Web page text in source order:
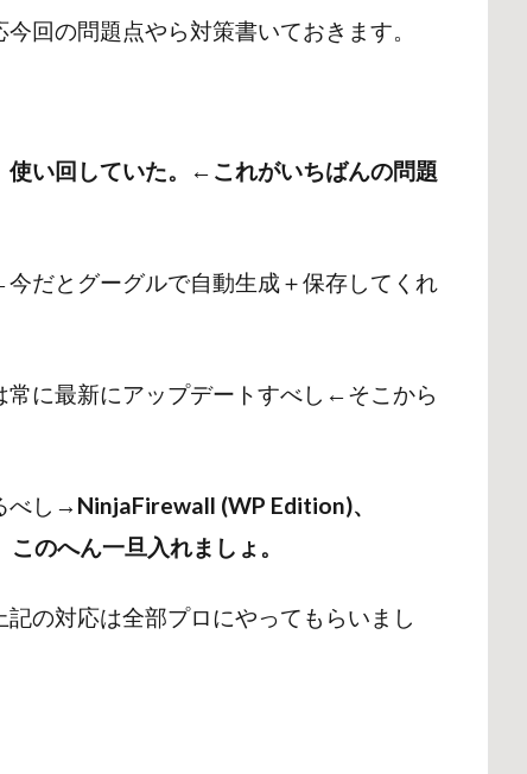
回の問題点やら対策書いておきます。
い回していた。←これがいちばんの問題
だとグーグルで自動生成＋保存してくれ
に最新にアップデートすべし←そこから
べし→ NinjaFirewall (WP Edition)、
のへん一旦入れましょ。
の対応は全部プロにやってもらいまし